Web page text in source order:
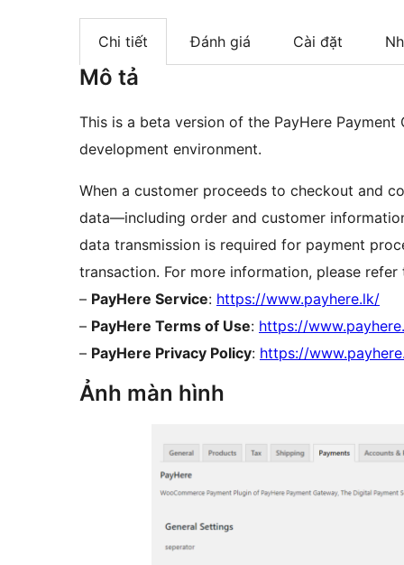
Chi tiết Đánh giá Cài đặt
Mô tả
This is a beta version of the PayHere
development environment.
When a customer proceeds to checkout and
data—including order and customer
data transmission is required for payment
transaction. For more information, please
– PayHere Service: https://www.payhere.lk/
– PayHere Terms of Use: https://
– PayHere Privacy Policy: https://
Ảnh màn hình